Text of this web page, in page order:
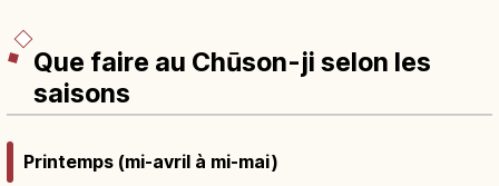
Que faire au Chūson-ji selon les
saisons
Printemps (mi-avril à mi-mai)